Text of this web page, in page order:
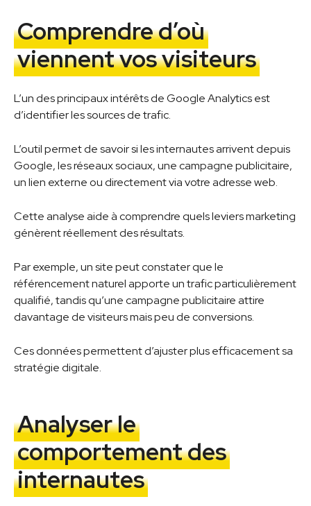
Comprendre d’où
viennent vos visiteurs
L’un des principaux intérêts de Google Analytics est
d’identifier les sources de trafic.
L’outil permet de savoir si les internautes arrivent depuis
Google, les réseaux sociaux, une campagne publicitaire,
un lien externe ou directement via votre adresse web.
Cette analyse aide à comprendre quels leviers marketing
génèrent réellement des résultats.
Par exemple, un site peut constater que le
référencement naturel apporte un trafic particulièrement
qualifié, tandis qu’une campagne publicitaire attire
davantage de visiteurs mais peu de conversions.
Ces données permettent d’ajuster plus efficacement sa
stratégie digitale.
Analyser le
comportement des
internautes